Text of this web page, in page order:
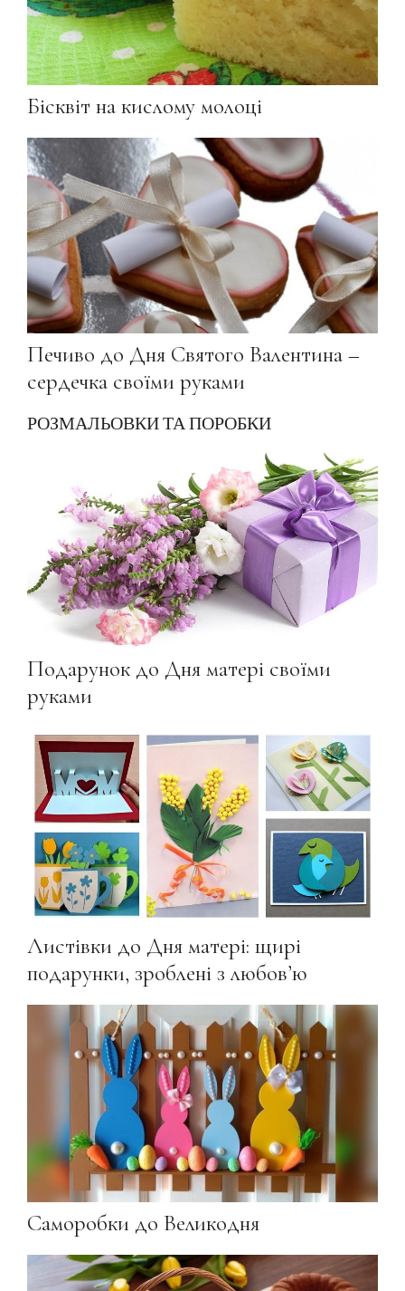
Бісквіт на кислому молоці
Печиво до Дня Святого Валентина –
сердечка своїми руками
РОЗМАЛЬОВКИ ТА ПОРОБКИ
Подарунок до Дня матері своїми
руками
Листівки до Дня матері: щирі
подарунки, зроблені з любов’ю
Саморобки до Великодня